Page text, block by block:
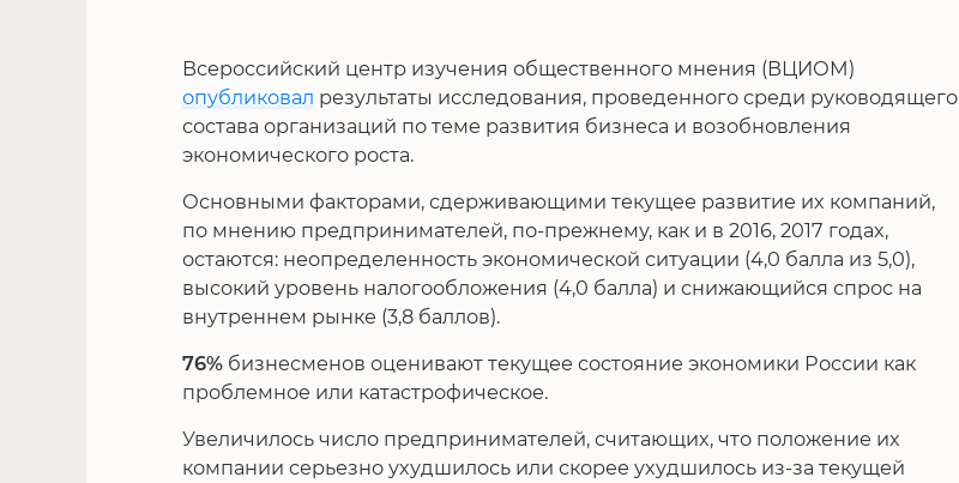
Всероссийский центр изучения общественного мнения (ВЦИОМ)
опубликовал результаты исследования, проведенного среди руководящего
состава организаций по теме развития бизнеса и возобновления
экономического роста.
Основными факторами, сдерживающими текущее развитие их компаний,
по мнению предпринимателей, по-прежнему, как и в 2016, 2017 годах,
остаются: неопределенность экономической ситуации (4,0 балла из 5,0),
высокий уровень налогообложения (4,0 балла) и снижающийся спрос на
внутреннем рынке (3,8 баллов).
76% бизнесменов оценивают текущее состояние экономики России как
проблемное или катастрофическое.
Увеличилось число предпринимателей, считающих, что положение их
компании серьезно ухудшилось или скорее ухудшилось из-за текущей